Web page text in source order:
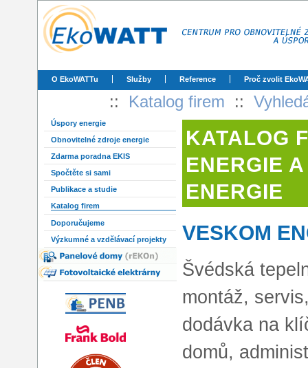
O EkoWATTu Služby Reference Proč zvolit
:: Katalog firem ::
Úspory energie
Obnovitelné zdroje energie
Zdarma poradna EKIS
Spočtěte si sami
Publikace a studie
Katalog firem
Doporučujeme
Výzkumné a vzdělávací projekty
KATALOG
ENERGIE
ENERGIE
VESKOM
Švédská
montáž,
dodávka na
domů,